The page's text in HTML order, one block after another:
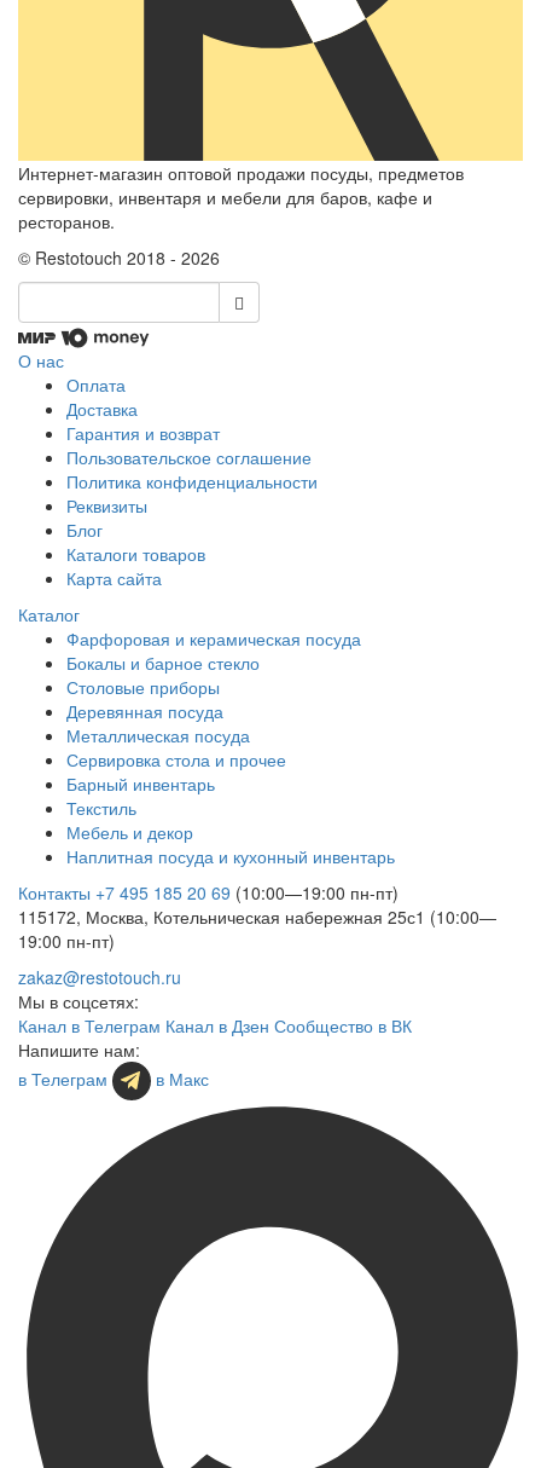
Интернет-магазин оптовой продажи посуды, предметов
сервировки, инвентаря и мебели для баров, кафе и
ресторанов.
© Restotouch 2018 - 2026
О нас
Оплата
Доставка
Гарантия и возврат
Пользовательское соглашение
Политика конфиденциальности
Реквизиты
Блог
Каталоги товаров
Карта сайта
Каталог
Фарфоровая и керамическая посуда
Бокалы и барное стекло
Столовые приборы
Деревянная посуда
Металлическая посуда
Сервировка стола и прочее
Барный инвентарь
Текстиль
Мебель и декор
Наплитная посуда и кухонный инвентарь
Контакты +7 495 185 20 69 (10:00—19:00 пн-пт)
115172, Москва, Котельническая набережная 25с1 (10:00—
19:00 пн-пт)
zakaz@restotouch.ru
Мы в соцсетях:
Канал в Телеграм Канал в Дзен Сообщество в ВК
Напишите нам:
в Телеграм
в Макс